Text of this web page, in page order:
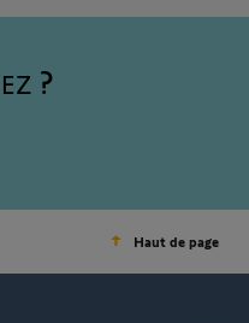
Haut de page